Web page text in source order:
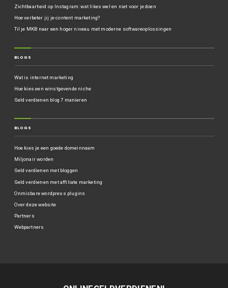
Zichtbaarheid op Instagram: wat likes wel en niet voor je doen
Hoe verbeter jij je content marketing?
Til je MKB naar een hoger niveau met moderne softwareoplossingen
BLOGS
Wat is internet marketing
Hoe kies een winstgevende niche
Geld verdienen blog 7 manieren
BLOGS
Hoe kies je een goede domeinnaam
Miljonair worden
Geld verdienen met bloggen
Geld verdienen met affiliate marketing
Onmisbare wordpress plugins
Over deze website
Partners
Webpartners